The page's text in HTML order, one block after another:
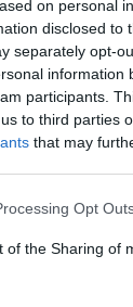
on personal
disclosed to
separately opt-
information
participants.
to third parties
that may
app uses
or usage
to Google and its
specified
Opt
of the Sharing of